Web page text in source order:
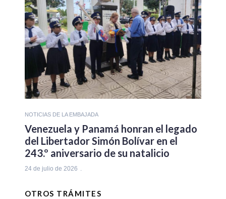
NOTICIAS DE LA EMBAJADA
Venezuela y Panamá honran el legado
del Libertador Simón Bolívar en el
243.º aniversario de su natalicio
24 de julio de 2026
OTROS TRÁMITES